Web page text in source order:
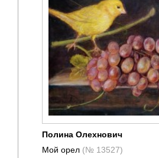
Полина Олехнович
Мой орел (№ 13527)